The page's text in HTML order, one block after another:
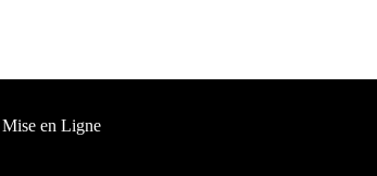
Mise en Ligne